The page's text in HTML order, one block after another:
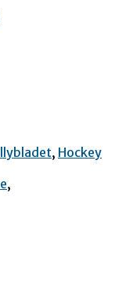
, Hockey
,